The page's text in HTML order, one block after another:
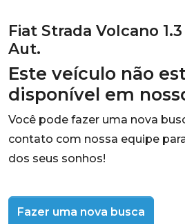
Fiat Strada Volcano
Aut.
Este veículo não
disponível em
Você pode fazer uma nova
contato com nossa equipe
dos seus sonhos!
Fazer uma nova busca